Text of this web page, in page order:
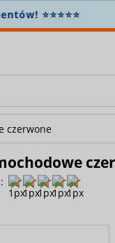
aby nie
czerwone